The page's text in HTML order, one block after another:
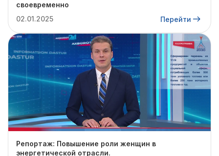
своевременно
02.01.2025
Перейти
Репортаж: Повышение роли женщин в
энергетической отрасли.